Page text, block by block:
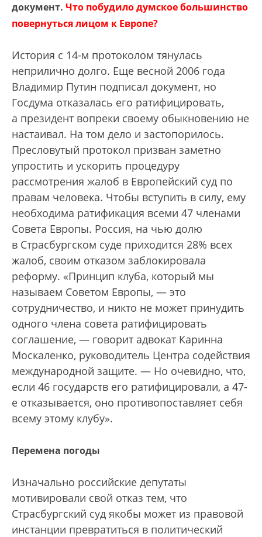
документ. Что побудило думское большинство
повернуться лицом к Европе?
История с 14-м протоколом тянулась
неприлично долго. Еще весной 2006 года
Владимир Путин подписал документ, но
Госдума отказалась его ратифицировать,
а президент вопреки своему обыкновению не
настаивал. На том дело и застопорилось.
Пресловутый протокол призван заметно
упростить и ускорить процедуру
рассмотрения жалоб в Европейский суд по
правам человека. Чтобы вступить в силу, ему
необходима ратификация всеми 47 членами
Совета Европы. Россия, на чью долю
в Страсбургском суде приходится 28% всех
жалоб, своим отказом заблокировала
реформу. «Принцип клуба, который мы
называем Советом Европы, — это
сотрудничество, и никто не может принудить
одного члена совета ратифицировать
соглашение, — говорит адвокат Каринна
Москаленко, руководитель Центра содействия
международной защите. — Но очевидно, что,
если 46 государств его ратифицировали, а 47-
е отказывается, оно противопоставляет себя
всему этому клубу».
Перемена погоды
Изначально российские депутаты
мотивировали свой отказ тем, что
Страсбургский суд якобы может из правовой
инстанции превратиться в политический